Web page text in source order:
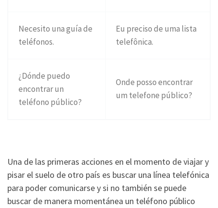
Necesito una guía de
teléfonos.
Eu preciso de uma lista
telefônica.
¿Dónde puedo
encontrar un
teléfono público?
Onde posso encontrar
um telefone público?
Una de las primeras acciones en el momento de viajar y
pisar el suelo de otro país es buscar una línea telefónica
para poder comunicarse y si no también se puede
buscar de manera momentánea un teléfono público